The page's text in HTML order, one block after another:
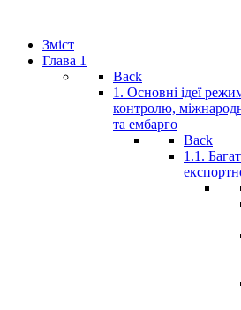
Зміст
Глава 1
Back
1. Основні ідеї
контролю,
та ембарго
Back
1.1.